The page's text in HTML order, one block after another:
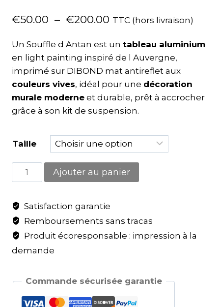
€50.00 – €200.00 TTC (hors livraison)
Un Souffle d Antan est un tableau aluminium
en light painting inspiré de l Auvergne,
imprimé sur DIBOND mat antireflet aux
couleurs vives, idéal pour une décoration
murale moderne et durable, prêt à accrocher
grâce à son kit de suspension.
Taille
Ajouter au panier
Satisfaction garantie
Remboursements sans tracas
Produit écoresponsable : impression à la
demande
Commande sécurisée garantie